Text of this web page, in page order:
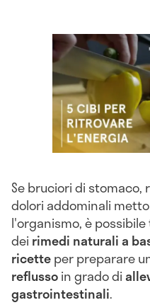
Se bruciori di
dolori addominali
l'organismo, è
dei rimedi naturali a
ricetteper preparare
reflussoin grado di
gastrointestinali.